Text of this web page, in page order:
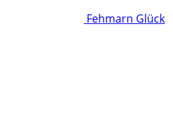
Fehmarn Glück